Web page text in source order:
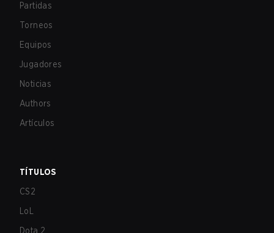
Partidas
Torneos
Equipos
Jugadores
Noticias
Authors
Artículos
TÍTULOS
CS2
LoL
Dota 2